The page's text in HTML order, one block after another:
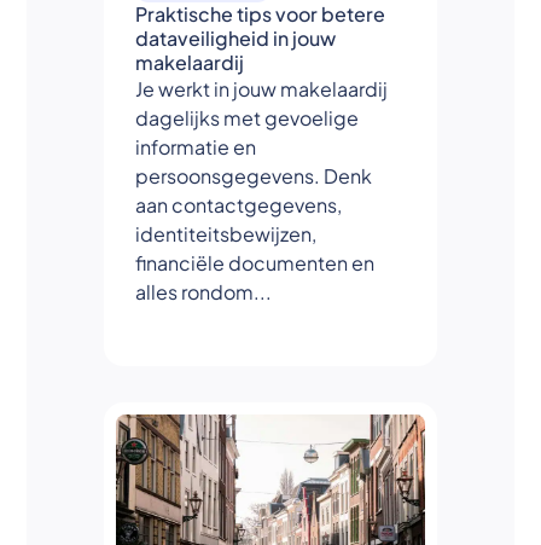
Praktische tips voor betere
dataveiligheid in jouw
makelaardij
Je werkt in jouw makelaardij
dagelijks met gevoelige
informatie en
persoonsgegevens. Denk
aan contactgegevens,
identiteitsbewijzen,
financiële documenten en
alles rondom...